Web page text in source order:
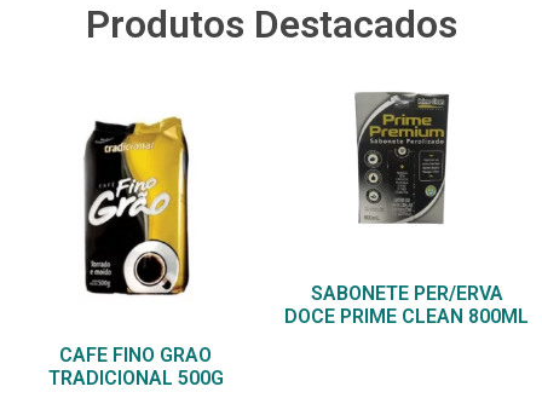
Produtos Destacados
CAFE FINO GRAO
TRADICIONAL 500G
SABONETE PER/ERVA
DOCE PRIME CLEAN 800ML